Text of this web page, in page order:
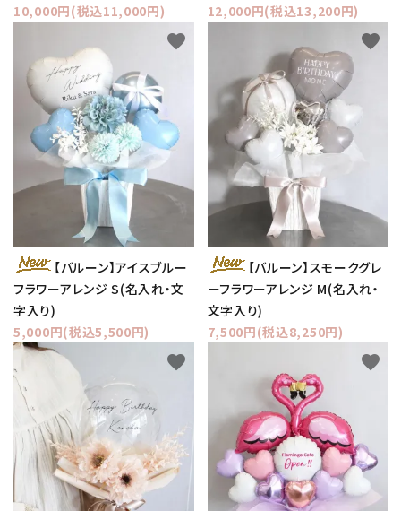
10,000円(税込11,000円)
12,000円(税込13,200円)
【バルーン】アイスブルー
フラワーアレンジ S(名入れ・文
字入り)
5,000円(税込5,500円)
favorite
【バルーン】スモークグレ
ーフラワーアレンジ M(名入れ・
文字入り)
7,500円(税込8,250円)
favorite
favorite favorite